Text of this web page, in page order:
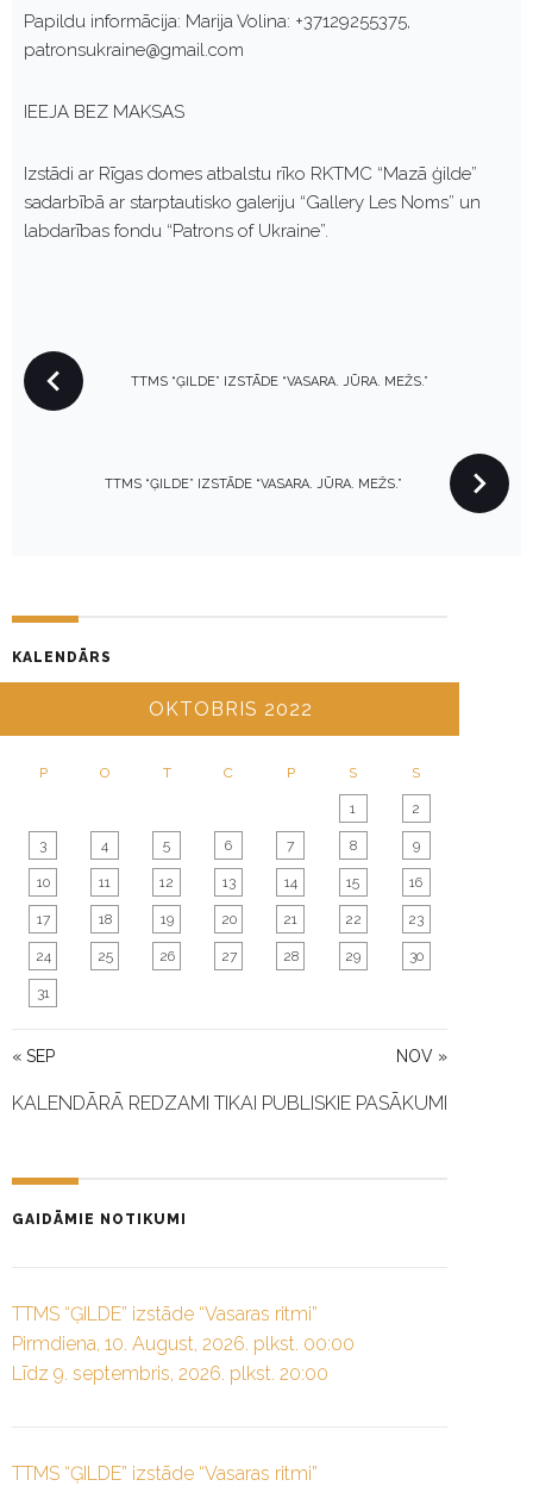
Papildu informācija: Marija Volina: +37129255375,
patronsukraine@gmail.com
IEEJA BEZ MAKSAS
Izstādi ar Rīgas domes atbalstu rīko RKTMC “Mazā ģilde”
sadarbībā ar starptautisko galeriju “Gallery Les Noms” un
labdarības fondu “Patrons of Ukraine”.
P
O
G
A
T
O
N
TTMS “ĢILDE” IZSTĀDE “VASARA. JŪRA. MEŽS.”
TTMS “ĢILDE” IZSTĀDE “VASARA. JŪRA. MEŽS.”
KALENDĀRS
OKTOBRIS 2022
P O T C P S S
« SEP NOV »
1 2
3 4 5 6 7 8 9
10 11 12 13 14 15 16
17 18 19 20 21 22 23
24 25 26 27 28 29 30
31
KALENDĀRĀ REDZAMI TIKAI PUBLISKIE PASĀKUMI
GAIDĀMIE NOTIKUMI
TTMS “ĢILDE” izstāde “Vasaras ritmi”
Pirmdiena, 10. August, 2026. plkst. 00:00
Līdz 9. septembris, 2026. plkst. 20:00
TTMS “ĢILDE” izstāde “Vasaras ritmi”